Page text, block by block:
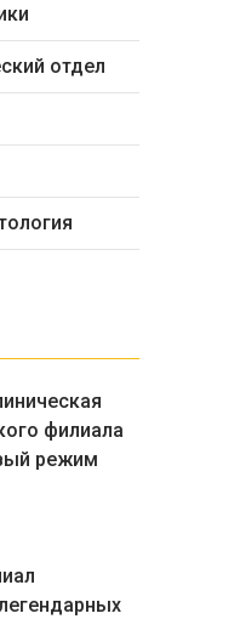
отдел
филиала
режим